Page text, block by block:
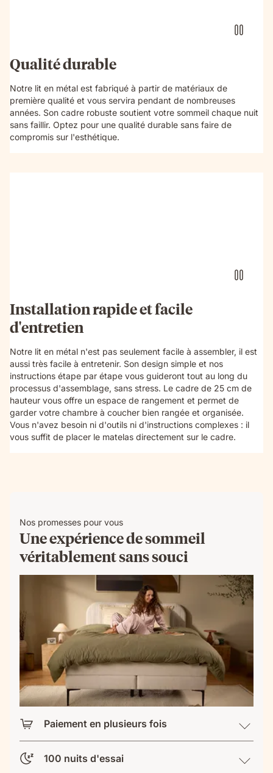
Qualité durable
Notre lit en métal est fabriqué à partir de matériaux de
première qualité et vous servira pendant de nombreuses
années. Son cadre robuste soutient votre sommeil chaque nuit
sans faillir. Optez pour une qualité durable sans faire de
compromis sur l'esthétique.
Installation rapide et facile
d'entretien
Notre lit en métal n'est pas seulement facile à assembler, il est
aussi très facile à entretenir. Son design simple et nos
instructions étape par étape vous guideront tout au long du
processus d'assemblage, sans stress. Le cadre de 25 cm de
hauteur vous offre un espace de rangement et permet de
garder votre chambre à coucher bien rangée et organisée.
Vous n'avez besoin ni d'outils ni d'instructions complexes : il
vous suffit de placer le matelas directement sur le cadre.
Nos promesses pour vous
Une expérience de sommeil
véritablement sans souci
Paiement en plusieurs fois
100 nuits d'essai